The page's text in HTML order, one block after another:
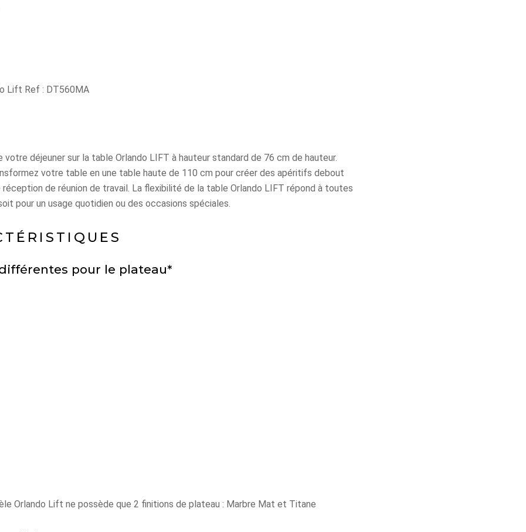
Lift Ref : DT560MA
votre déjeuner sur la table Orlando LIFT à hauteur standard de 76 cm de hauteur.
votre table en une table haute de 110 cm pour créer des apéritifs debout
réception de réunion de travail. La flexibilité de la table Orlando LIFT répond à toutes
pour un usage quotidien ou des occasions spéciales.
pour le plateau*
Orlando Lift ne possède que 2 finitions de plateau : Marbre Mat et Titane